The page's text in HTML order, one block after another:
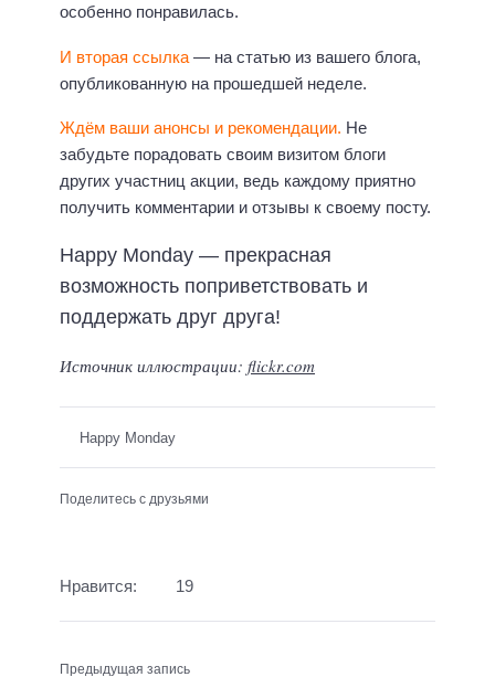
особенно понравилась.
И вторая ссылка — на статью из вашего блога,
опубликованную на прошедшей неделе.
Ждём ваши анонсы и рекомендации. Не
забудьте порадовать своим визитом блоги
других участниц акции, ведь каждому приятно
получить комментарии и отзывы к своему посту.
Happy Monday — прекрасная
возможность поприветствовать и
поддержать друг друга!
Источник иллюстрации: flickr.com
Happy Monday
Поделитесь с друзьями
Нравится: 19
Предыдущая запись